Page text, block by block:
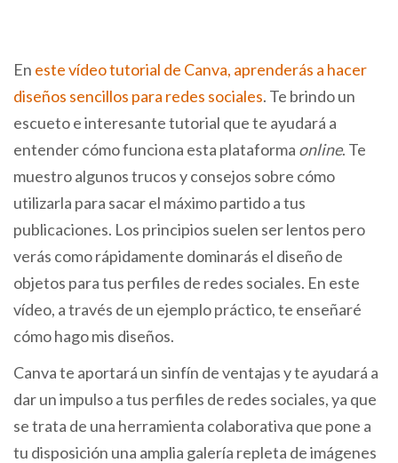
En este vídeo tutorial de Canva, aprenderás a hacer
diseños sencillos para redes sociales. Te brindo un
escueto e interesante tutorial que te ayudará a
entender cómo funciona esta plataforma online. Te
muestro algunos trucos y consejos sobre cómo
utilizarla para sacar el máximo partido a tus
publicaciones. Los principios suelen ser lentos pero
verás como rápidamente dominarás el diseño de
objetos para tus perfiles de redes sociales. En este
vídeo, a través de un ejemplo práctico, te enseñaré
cómo hago mis diseños.
Canva te aportará un sinfín de ventajas y te ayudará a
dar un impulso a tus perfiles de redes sociales, ya que
se trata de una herramienta colaborativa que pone a
tu disposición una amplia galería repleta de imágenes